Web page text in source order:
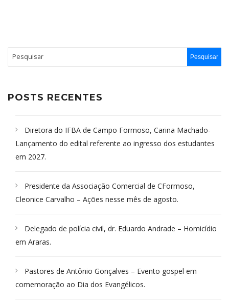
POSTS RECENTES
Diretora do IFBA de Campo Formoso, Carina Machado-
Lançamento do edital referente ao ingresso dos estudantes
em 2027.
Presidente da Associação Comercial de CFormoso,
Cleonice Carvalho – Ações nesse mês de agosto.
Delegado de polícia civil, dr. Eduardo Andrade – Homicídio
em Araras.
Pastores de Antônio Gonçalves – Evento gospel em
comemoração ao Dia dos Evangélicos.